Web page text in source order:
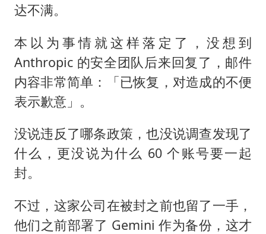
达不满。
本以为事情就这样落定了，没想到
Anthropic 的安全团队后来回复了，邮件
内容非常简单：「已恢复，对造成的不便
表示歉意」。
没说违反了哪条政策，也没说调查发现了
什么，更没说为什么 60 个账号要一起
封。
不过，这家公司在被封之前也留了一手，
他们之前部署了 Gemini 作为备份，这才